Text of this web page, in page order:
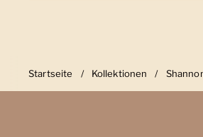
Startseite / Kollektionen /